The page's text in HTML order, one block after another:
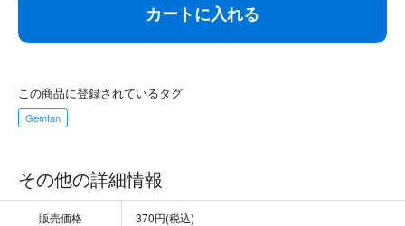
カートに入れる
この商品に登録されているタグ
Gemfan
その他の詳細情報
販売価格 370円(税込)